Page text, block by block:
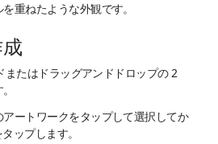
重ねたような外観です。
またはドラッグアンドドロップの 2
ートワークをタップして選択してか
ップします。